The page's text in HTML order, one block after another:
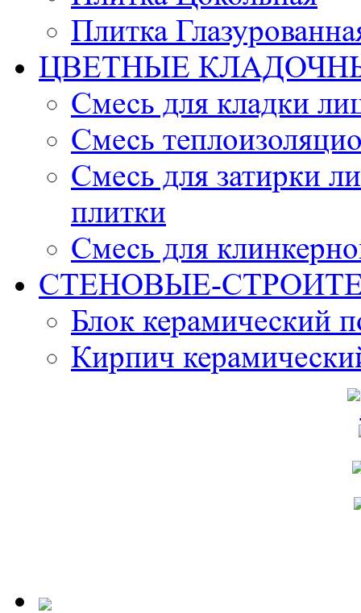
Плитка
ЦВЕТНЫЕ
Смесь для кладки
Смесь
Смесь для затирки
плитки
Смесь для
СТЕНОВЫЕ-
Блок керамический
Кирпич